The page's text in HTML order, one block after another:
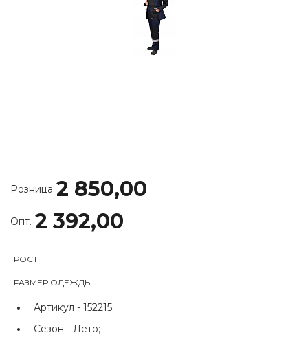
Розница 2 850,00
Опт. 2 392,00
РОСТ
РАЗМЕР ОДЕЖДЫ
Артикул - 152215;
Сезон - Лето;